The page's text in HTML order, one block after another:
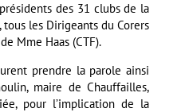
des 31 clubs de la
les Dirigeants du Corers
Mme Haas (CTF).
prendre la parole ainsi
maire de Chauffailles,
pour l’implication de la